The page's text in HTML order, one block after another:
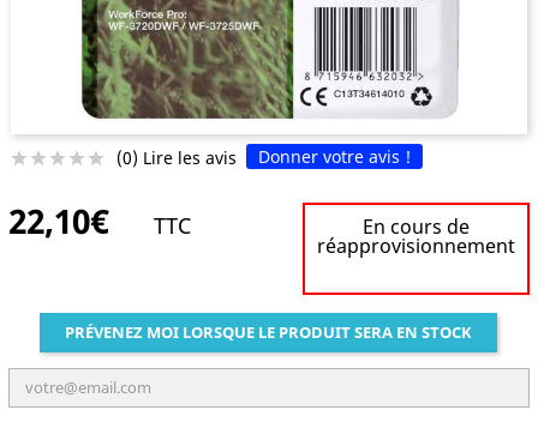
     (0) Lire les avis Donner votre avis !
22,10€ TTC En cours de
réapprovisionnement
PRÉVENEZ MOI LORSQUE LE PRODUIT SERA EN STOCK